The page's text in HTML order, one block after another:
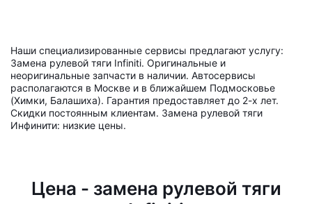
Наши специализированные сервисы предлагают услугу:
Замена рулевой тяги Infiniti. Оригинальные и
неоригинальные запчасти в наличии. Автосервисы
располагаются в Москве и в ближайшем Подмосковье
(Химки, Балашиха). Гарантия предоставляет до 2-х лет.
Скидки постоянным клиентам. Замена рулевой тяги
Инфинити: низкие цены.
Цена - замена рулевой тяги